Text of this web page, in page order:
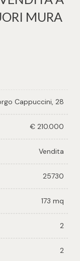
MURA
Cappuccini, 28
€ 210.000
Vendita
25730
173 mq
2
2